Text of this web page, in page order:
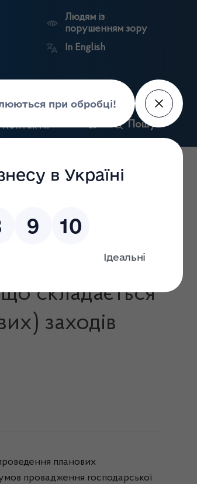
Людям із
порушенням зору
In English
Контакти Пошук
Державні
Антикорупційний
портал
складається
заходів
планових
провадження господарської